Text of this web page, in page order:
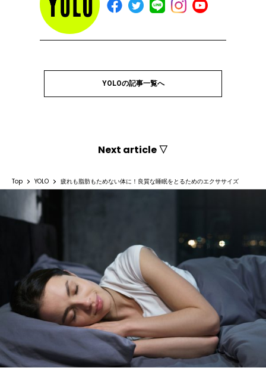
YOLOの記事一覧へ
Next article ▽
Top YOLO 疲れも脂肪もためない体に！良質な睡眠をとるためのエクササイズ